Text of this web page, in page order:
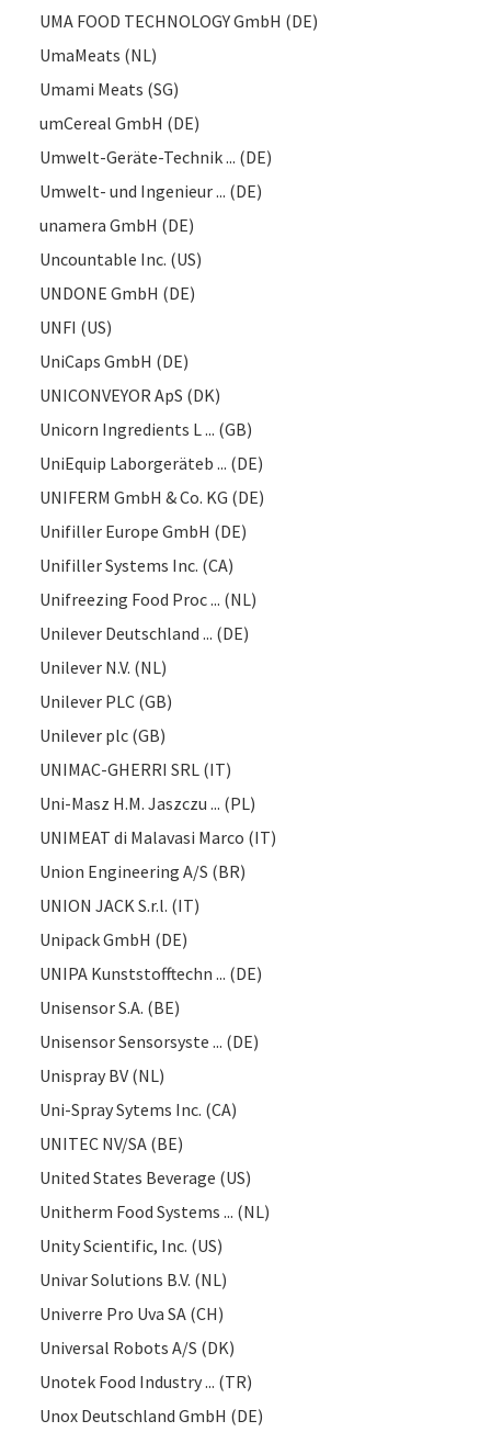
UMA FOOD TECHNOLOGY GmbH (DE)
UmaMeats (NL)
Umami Meats (SG)
umCereal GmbH (DE)
Umwelt-Geräte-Technik ... (DE)
Umwelt- und Ingenieur ... (DE)
unamera GmbH (DE)
Uncountable Inc. (US)
UNDONE GmbH (DE)
UNFI (US)
UniCaps GmbH (DE)
UNICONVEYOR ApS (DK)
Unicorn Ingredients L ... (GB)
UniEquip Laborgeräteb ... (DE)
UNIFERM GmbH & Co. KG (DE)
Unifiller Europe GmbH (DE)
Unifiller Systems Inc. (CA)
Unifreezing Food Proc ... (NL)
Unilever Deutschland ... (DE)
Unilever N.V. (NL)
Unilever PLC (GB)
Unilever plc (GB)
UNIMAC-GHERRI SRL (IT)
Uni-Masz H.M. Jaszczu ... (PL)
UNIMEAT di Malavasi Marco (IT)
Union Engineering A/S (BR)
UNION JACK S.r.l. (IT)
Unipack GmbH (DE)
UNIPA Kunststofftechn ... (DE)
Unisensor S.A. (BE)
Unisensor Sensorsyste ... (DE)
Unispray BV (NL)
Uni-Spray Sytems Inc. (CA)
UNITEC NV/SA (BE)
United States Beverage (US)
Unitherm Food Systems ... (NL)
Unity Scientific, Inc. (US)
Univar Solutions B.V. (NL)
Univerre Pro Uva SA (CH)
Universal Robots A/S (DK)
Unotek Food Industry ... (TR)
Unox Deutschland GmbH (DE)